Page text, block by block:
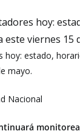
hoy: estado,
mayo.
Nacional